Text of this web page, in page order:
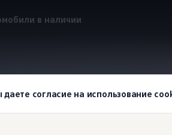
даете согласие на использование
в наличии
Volkswagen